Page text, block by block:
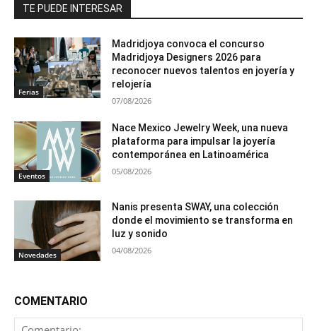
TE PUEDE INTERESAR
Ferias
Madridjoya convoca el concurso
Madridjoya Designers 2026 para
reconocer nuevos talentos en joyería y
relojería
07/08/2026
Eventos
Nace Mexico Jewelry Week, una nueva
plataforma para impulsar la joyería
contemporánea en Latinoamérica
05/08/2026
Novedades
Nanis presenta SWAY, una colección
donde el movimiento se transforma en
luz y sonido
04/08/2026
COMENTARIO